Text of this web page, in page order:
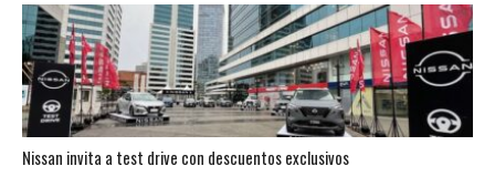
Nissan invita a test drive con descuentos exclusivos